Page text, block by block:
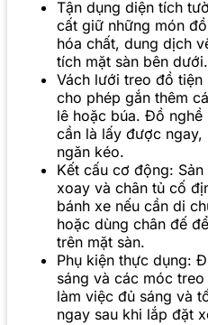
Tận dụng diện tích
cất giữ những món
hóa chất, dung dịch
tích mặt sàn bên dưới.
Vách lưới treo đồ
cho phép gắn thêm
lê hoặc búa. Đồ
cần là lấy được
ngăn kéo.
Kết cấu cơ động:
xoay và chân tủ cố
bánh xe nếu cần di
hoặc dùng chân đế
trên mặt sàn.
Phụ kiện thực dụng:
sáng và các móc
làm việc đủ sáng và
ngay sau khi lắp đặt